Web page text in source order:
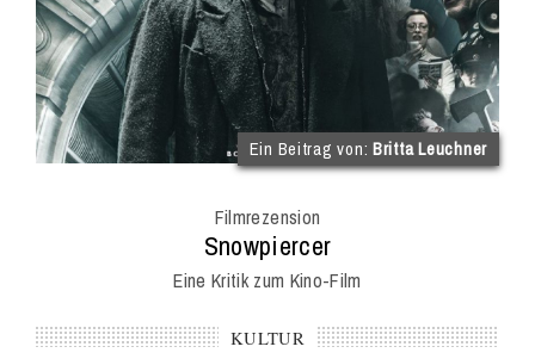
Ein Beitrag von:Britta Leuchner
Filmrezension
:
Snowpiercer
Eine Kritik zum Kino-Film
KULTUR